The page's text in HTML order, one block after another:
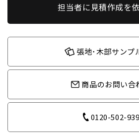
担当者に見積作成を
張地･木部サンプ
商品のお問い合
0120-502-939